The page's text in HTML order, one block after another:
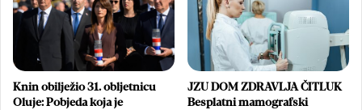
Knin obilježio 31. obljetnicu
Oluje: Pobjeda koja je
JZU DOM ZDRAVLJA ČITLUK
Besplatni mamografski